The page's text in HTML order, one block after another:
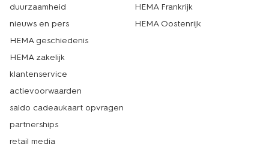
duurzaamheid
nieuws en pers
HEMA geschiedenis
HEMA zakelijk
klantenservice
actievoorwaarden
saldo cadeaukaart opvragen
partnerships
retail media
HEMA Frankrijk
HEMA Oostenrijk